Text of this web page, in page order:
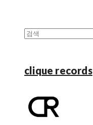
clique records